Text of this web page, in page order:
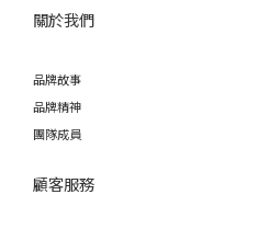
關於我們
品牌故事
品牌精神
團隊成員
顧客服務